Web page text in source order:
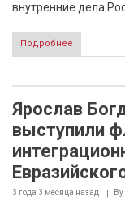
внутренние дела
Подробнее
Ярослав
выступили
3 года 3 месяца назад By